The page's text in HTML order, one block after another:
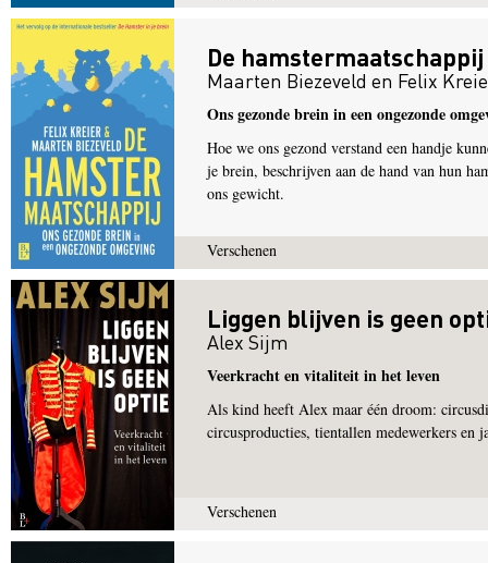
De hamstermaatschappij
Maarten Biezeveld en Felix
Ons gezonde brein in een ongezonde
Hoe we ons gezond verstand een handje
je brein, beschrijven aan de hand van hun
ons gewicht.
Verschenen
Liggen blijven is geen
Alex Sijm
Veerkracht en vitaliteit in het leven
Als kind heeft Alex maar één droom:
circusproducties, tientallen medewerkers en
Verschenen